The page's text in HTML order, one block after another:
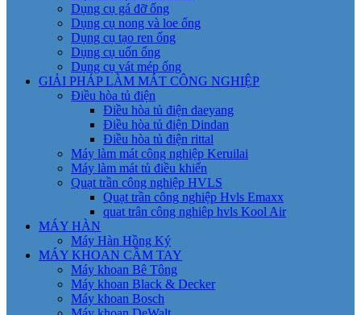
Dụng cụ gá đỡ ống
Dụng cụ nong và loe ống
Dụng cụ tạo ren ống
Dụng cụ uốn ống
Dụng cụ vát mép ống
GIẢI PHÁP LÀM MÁT CÔNG NGHIỆP
Điều hòa tủ điện
Điều hòa tủ điện daeyang
Điều hòa tủ điện Dindan
Điều hòa tủ điện rittal
Máy làm mát công nghiệp Keruilai
Máy làm mát tủ điều khiển
Quạt trần công nghiệp HVLS
Quạt trần công nghiệp Hvls Emaxx
quat trân công nghiêp hvls Kool Air
MÁY HÀN
Máy Hàn Hồng Ký
MÁY KHOAN CẦM TAY
Máy khoan Bê Tông
Máy khoan Black & Decker
Máy khoan Bosch